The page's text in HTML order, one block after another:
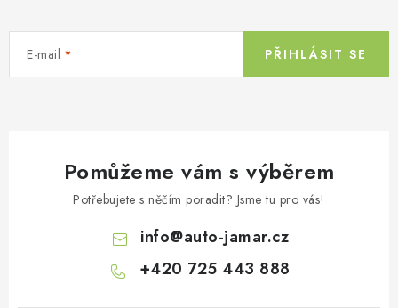
y
ý
E-mail PŘIHLÁSIT SE
Pomůžeme vám s výběrem
Potřebujete s něčím poradit? Jsme tu pro vás!
info@auto-jamar.cz
+420 725 443 888